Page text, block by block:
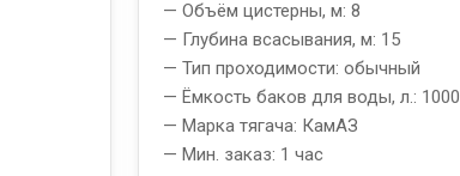
— Объём цистерны, м: 8
— Глубина всасывания, м: 15
— Тип проходимости: обычный
— Ёмкость баков для воды, л.: 1000
— Марка тягача: КамАЗ
— Мин. заказ: 1 час